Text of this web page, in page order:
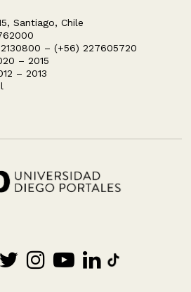
Santiago, Chile
– (+56) 227605720
– 2015
– 2013